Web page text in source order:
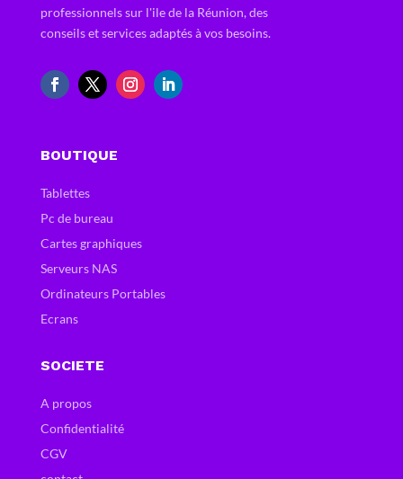
professionnels sur l'ile de la Réunion, des
conseils et services adaptés à vos besoins.
BOUTIQUE
Tablettes
Pc de bureau
Cartes graphiques
Serveurs NAS
Ordinateurs Portables
Ecrans
SOCIETE
A propos
Confidentialité
CGV